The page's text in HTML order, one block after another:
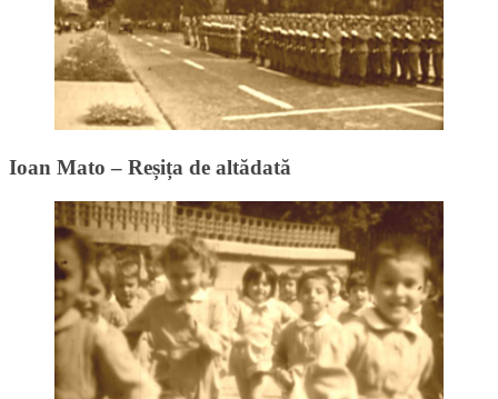
Ioan Mato – Reșița de altădată